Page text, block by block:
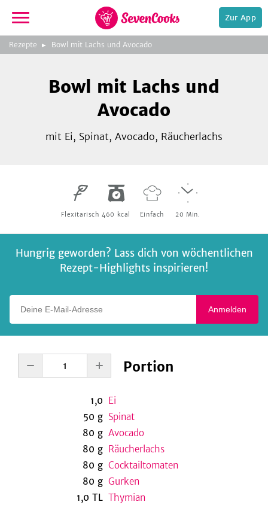
zur
Startseite
Zur App
Rezepte Bowl mit Lachs und Avocado
Bowl mit Lachs und
Avocado
mit Ei, Spinat, Avocado, Räucherlachs
Flexitarisch 460 kcal Einfach 20 Min.
Hungrig geworden? Lass dich von wöchentlichen
Rezept-Highlights inspirieren!
Anmelden
Portion
1,0 Ei
50 g Spinat
80 g Avocado
80 g Räucherlachs
80 g Cocktailtomaten
80 g Gurken
1,0 TL Thymian